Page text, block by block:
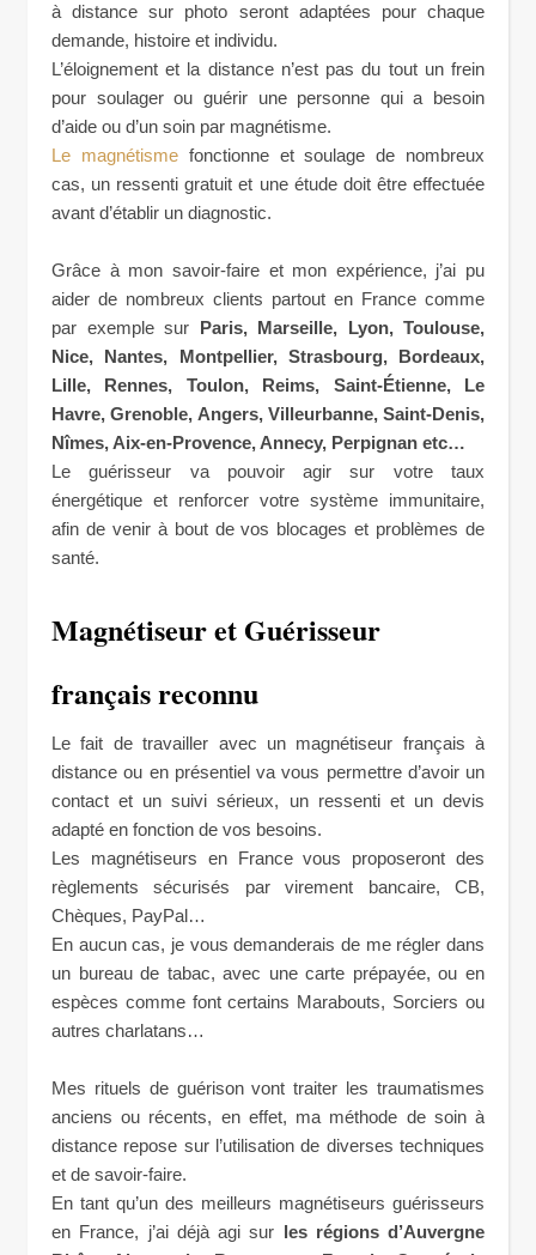
à distance sur photo seront adaptées pour chaque
demande, histoire et individu.
L’éloignement et la distance n’est pas du tout un frein
pour soulager ou guérir une personne qui a besoin
d’aide ou d’un soin par magnétisme.
Le magnétismefonctionne et soulage de nombreux
cas, un ressenti gratuit et une étude doit être effectuée
avant d’établir un diagnostic.
Grâce à mon savoir-faire et mon expérience, j’ai pu
aider de nombreux clients partout en France comme
par exemple sur Paris, Marseille, Lyon, Toulouse,
Nice, Nantes, Montpellier, Strasbourg, Bordeaux,
Lille, Rennes, Toulon, Reims, Saint-Étienne, Le
Havre, Grenoble, Angers, Villeurbanne, Saint-Denis,
Nîmes, Aix-en-Provence, Annecy, Perpignan etc…
Le guérisseur va pouvoir agir sur votre taux
énergétique et renforcer votre système immunitaire,
afin de venir à bout de vos blocages et problèmes de
santé.
Magnétiseur et Guérisseur
français reconnu
Le fait de travailler avec un magnétiseur français à
distance ou en présentiel va vous permettre d’avoir un
contact et un suivi sérieux, un ressenti et un devis
adapté en fonction de vos besoins.
Les magnétiseurs en France vous proposeront des
règlements sécurisés par virement bancaire, CB,
Chèques, PayPal…
En aucun cas, je vous demanderais de me régler dans
un bureau de tabac, avec une carte prépayée, ou en
espèces comme font certains Marabouts, Sorciers ou
autres charlatans…
Mes rituels de guérison vont traiter les traumatismes
anciens ou récents, en effet, ma méthode de soin à
distance repose sur l’utilisation de diverses techniques
et de savoir-faire.
En tant qu’un des meilleurs magnétiseurs guérisseurs
en France, j’ai déjà agi sur les régions d’Auvergne